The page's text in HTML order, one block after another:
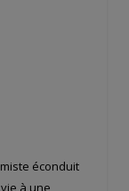
éconduit
à une